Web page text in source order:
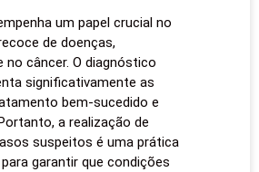
um papel crucial no
de doenças,
no câncer. O diagnóstico
significativamente as
bem-sucedido e
a realização de
suspeitos é uma prática
garantir que condições